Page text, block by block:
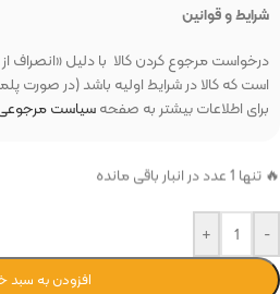
شرایط و قوانین
درخواست مرجوع کردن کالا با دلیل «انصراف
است که کالا در شرایط اولیه باشد (در صورت
برای اطلاعات بیشتر به صفحهسیاست
-
+
افزودن به سبد